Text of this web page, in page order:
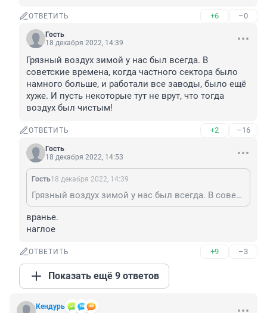
ОТВЕТИТЬ +6 –0
Гость
18 декабря 2022, 14:39
Грязный воздух зимой у нас был всегда. В
советские времена, когда частного сектора было
намного больше, и работали все заводы, было ещё
хуже. И пусть некоторые тут не врут, что тогда
воздух был чистым!
ОТВЕТИТЬ +2 –16
Гость
18 декабря 2022, 14:53
Гость18 декабря 2022, 14:39
Грязный воздух зимой у нас был всегда. В советские времена, когда частного сектора было намного больше, и работали все заводы, было ещё хуже. И пусть некоторые тут не врут, что тогда воздух был чистым!
вранье.
наглое
ОТВЕТИТЬ +9 –3
Показать ещё 9 ответов
Кендурь